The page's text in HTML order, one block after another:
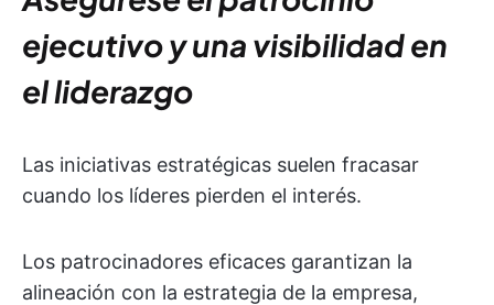
ejecutivo y una visibilidad en
el liderazgo
Las iniciativas estratégicas suelen fracasar
cuando los líderes pierden el interés.
Los patrocinadores eficaces garantizan la
alineación con la estrategia de la empresa,